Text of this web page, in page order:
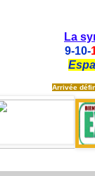
La
9-10-
Arrivée